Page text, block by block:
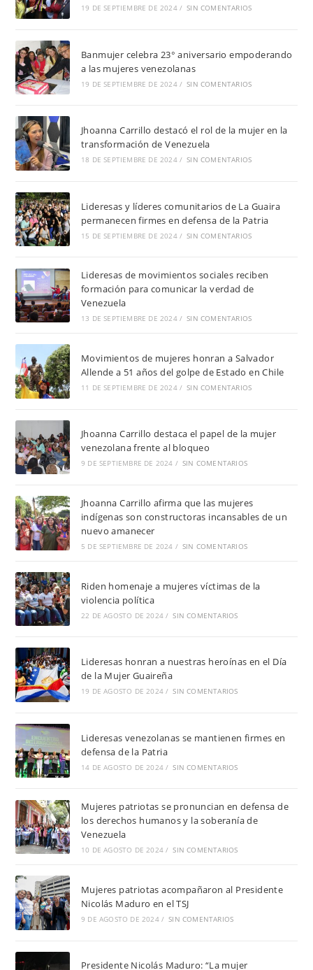
19 DE SEPTIEMBRE DE 2024 / SIN COMENTARIOS
Banmujer celebra 23° aniversario empoderando
a las mujeres venezolanas
19 DE SEPTIEMBRE DE 2024 / SIN COMENTARIOS
Jhoanna Carrillo destacó el rol de la mujer en la
transformación de Venezuela
18 DE SEPTIEMBRE DE 2024 / SIN COMENTARIOS
Lideresas y líderes comunitarios de La Guaira
permanecen firmes en defensa de la Patria
15 DE SEPTIEMBRE DE 2024 / SIN COMENTARIOS
Lideresas de movimientos sociales reciben
formación para comunicar la verdad de
Venezuela
13 DE SEPTIEMBRE DE 2024 / SIN COMENTARIOS
Movimientos de mujeres honran a Salvador
Allende a 51 años del golpe de Estado en Chile
11 DE SEPTIEMBRE DE 2024 / SIN COMENTARIOS
Jhoanna Carrillo destaca el papel de la mujer
venezolana frente al bloqueo
9 DE SEPTIEMBRE DE 2024 / SIN COMENTARIOS
Jhoanna Carrillo afirma que las mujeres
indígenas son constructoras incansables de un
nuevo amanecer
5 DE SEPTIEMBRE DE 2024 / SIN COMENTARIOS
Riden homenaje a mujeres víctimas de la
violencia política
22 DE AGOSTO DE 2024 / SIN COMENTARIOS
Lideresas honran a nuestras heroínas en el Día
de la Mujer Guaireña
19 DE AGOSTO DE 2024 / SIN COMENTARIOS
Lideresas venezolanas se mantienen firmes en
defensa de la Patria
14 DE AGOSTO DE 2024 / SIN COMENTARIOS
Mujeres patriotas se pronuncian en defensa de
los derechos humanos y la soberanía de
Venezuela
10 DE AGOSTO DE 2024 / SIN COMENTARIOS
Mujeres patriotas acompañaron al Presidente
Nicolás Maduro en el TSJ
9 DE AGOSTO DE 2024 / SIN COMENTARIOS
Presidente Nicolás Maduro: “La mujer